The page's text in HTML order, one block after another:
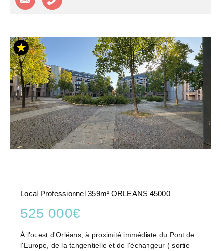
Local Professionnel 359m² ORLEANS 45000
525 000€
À l'ouest d'Orléans, à proximité immédiate du Pont de
l'Europe, de la tangentielle et de l'échangeur ( sortie